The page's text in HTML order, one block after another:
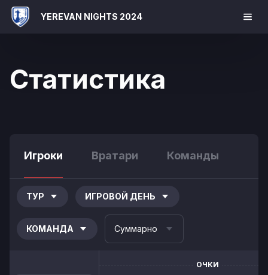
YEREVAN NIGHTS 2024
Статистика
Игроки Вратари Команды
ТУР ИГРОВОЙ ДЕНЬ
КОМАНДА Суммарно
ОЧКИ